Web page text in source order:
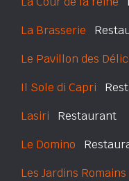
La Brasserie
Le Pavillon des
Il Sole di Capri
Lasiri Restaurant
Le Domino
Les Jardins Romains